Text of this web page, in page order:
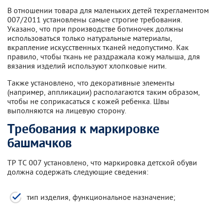
В отношении товара для маленьких детей техрегламентом
007/2011 установлены самые строгие требования.
Указано, что при производстве ботиночек должны
использоваться только натуральные материалы,
вкрапление искусственных тканей недопустимо. Как
правило, чтобы ткань не раздражала кожу малыша, для
вязания изделий используют хлопковые нити.
Также установлено, что декоративные элементы
(например, аппликации) располагаются таким образом,
чтобы не соприкасаться с кожей ребенка. Швы
выполняются на лицевую сторону.
Требования к маркировке
башмачков
ТР ТС 007 установлено, что маркировка детской обуви
должна содержать следующие сведения:
тип изделия, функциональное назначение;